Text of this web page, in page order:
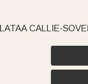
LATAA CALLIE-